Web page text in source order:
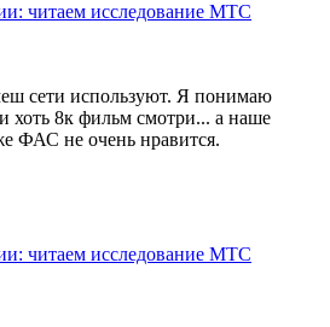
читаем исследование МТС
сети используют. Я понимаю
хоть 8к фильм смотри... а наше
ФАС не очень нравится.
читаем исследование МТС